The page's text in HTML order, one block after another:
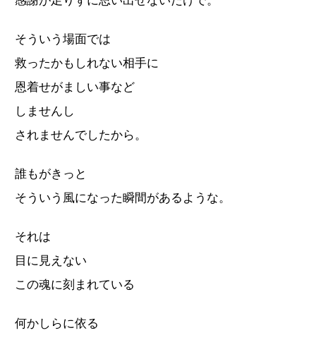
そういう場面では
救ったかもしれない相手に
恩着せがましい事など
しませんし
されませんでしたから。
誰もがきっと
そういう風になった瞬間があるような。
それは
目に見えない
この魂に刻まれている
何かしらに依る